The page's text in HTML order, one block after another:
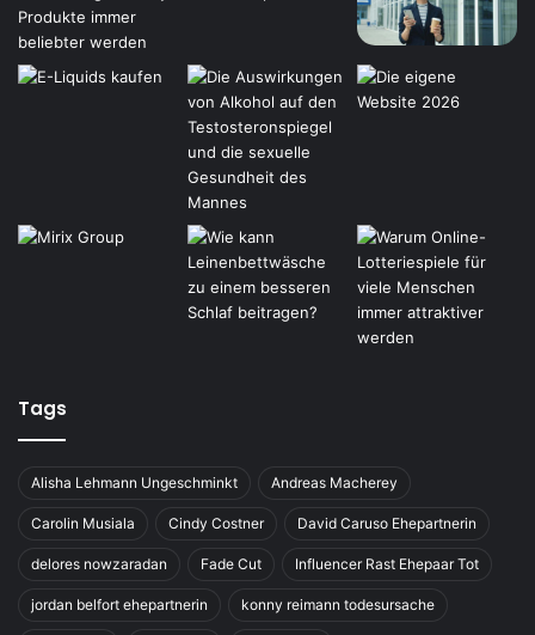
Tags
Alisha Lehmann Ungeschminkt Andreas Macherey
Carolin Musiala Cindy Costner David Caruso Ehepartnerin
delores nowzaradan Fade Cut Influencer Rast Ehepaar Tot
jordan belfort ehepartnerin konny reimann todesursache